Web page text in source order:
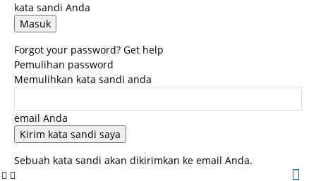
kata sandi Anda
Forgot your password? Get help
Pemulihan password
Memulihkan kata sandi anda
email Anda
Sebuah kata sandi akan dikirimkan ke email Anda.